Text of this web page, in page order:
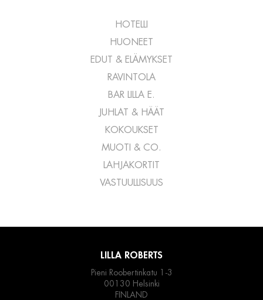
HOTELLI
HUONEET
EDUT & ELÄMYKSET
RAVINTOLA
BAR LILLA E.
JUHLAT & HÄÄT
KOKOUKSET
MUOTI & CO.
LAHJAKORTIT
VASTUULLISUUS
LILLA ROBERTS
Pieni Roobertinkatu 1-3
00130 Helsinki
FINLAND